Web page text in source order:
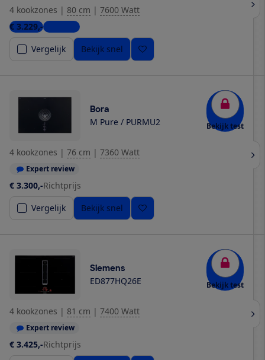
4 kookzones | 80 cm | 7600 Watt
€ 3.229,-3 winkels
Vergelijk
Bekijk snel
Bora
M Pure / PURMU2 Bekijk test
4 kookzones | 76 cm | 7360 Watt
Expert review
€ 3.300,-Richtprijs
Vergelijk
Bekijk snel
Siemens
ED877HQ26E Bekijk test
4 kookzones | 81 cm | 7400 Watt
Expert review
€ 3.425,-Richtprijs